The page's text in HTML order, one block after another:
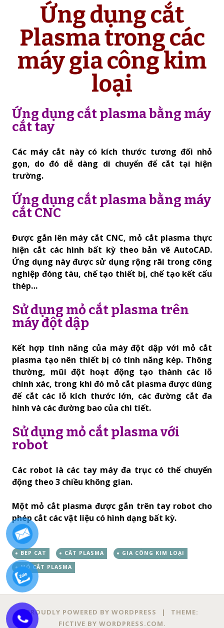
Ứng dụng cắt
Plasma trong các
máy gia công kim
loại
Ứng dụng cắt plasma bằng máy
cắt tay
Các máy cắt này có kích thước tương đối nhỏ
gọn, do đó dễ dàng di chuyển để cắt tại hiện
trường.
Ứng dụng cắt plasma bằng máy
cắt CNC
Được gắn lên máy cắt CNC, mỏ cắt plasma thực
hiện cắt các hình bất kỳ theo bản vẽ AutoCAD.
Ứng dụng này được sử dụng rộng rãi trong công
nghiệp đóng tàu, chế tạo thiết bị, chế tạo kết cấu
thép…
Sử dụng mỏ cắt plasma trên
máy đột dập
Kết hợp tính năng của máy đột dập với mỏ cắt
plasma tạo nên thiết bị có tính năng kép. Thông
thường, mũi đột hoạt động tạo thành các lỗ
chính xác, trong khi đó mỏ cắt plasma được dùng
để cắt các lỗ kích thước lớn, các đường cắt đa
hình và các đường bao của chi tiết.
Sử dụng mỏ cắt plasma với
robot
Các robot là các tay máy đa trục có thể chuyển
động theo 3 chiều không gian.
Một mỏ cắt plasma được gắn trên tay robot cho
phép cắt các vật liệu có hình dạng bất kỳ.
BEP CAT CĂT PLASMA
GIA CÔNG KIM LOẠI
MỎ CẮT PLASMA
PROUDLY POWERED BY WORDPRESS |
THEME:
FICTIVE BY WORDPRESS.COM.